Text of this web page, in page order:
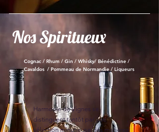
Nos Spiritueux
Cognac / Rhum / Gin / Whisky/ Bénédictine /
Cavaldos / Pommeau de Normandie / Liqueurs
Harmonie de Vignes se
distinguent tantôt par une
sélection minutieuse des matières